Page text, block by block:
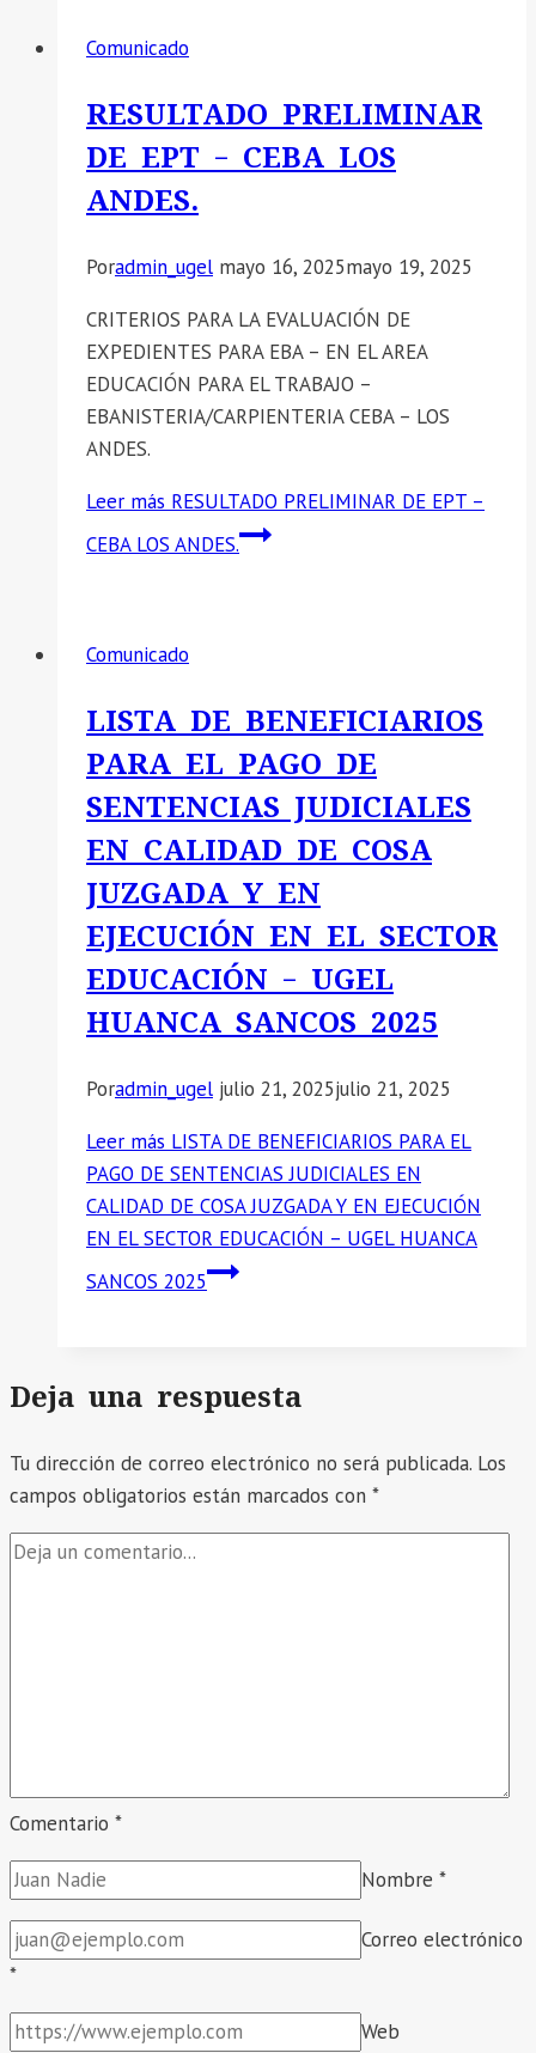
Comunicado
RESULTADO PRELIMINAR
DE EPT – CEBA LOS
ANDES.
Poradmin_ugel mayo 16, 2025mayo 19, 2025
CRITERIOS PARA LA EVALUACIÓN DE
EXPEDIENTES PARA EBA – EN EL AREA
EDUCACIÓN PARA EL TRABAJO –
EBANISTERIA/CARPIENTERIA CEBA – LOS
ANDES.
Leer más RESULTADO PRELIMINAR DE EPT –
CEBA LOS ANDES.
Comunicado
LISTA DE BENEFICIARIOS
PARA EL PAGO DE
SENTENCIAS JUDICIALES
EN CALIDAD DE COSA
JUZGADA Y EN
EJECUCIÓN EN EL SECTOR
EDUCACIÓN – UGEL
HUANCA SANCOS 2025
Poradmin_ugel julio 21, 2025julio 21, 2025
Leer más LISTA DE BENEFICIARIOS PARA EL
PAGO DE SENTENCIAS JUDICIALES EN
CALIDAD DE COSA JUZGADA Y EN EJECUCIÓN
EN EL SECTOR EDUCACIÓN – UGEL HUANCA
SANCOS 2025
Deja una respuesta
Tu dirección de correo electrónico no será publicada. Los
campos obligatorios están marcados con *
Comentario *
Nombre *
Correo electrónico
*
Web